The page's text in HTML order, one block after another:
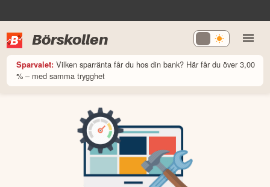
Börskollen
Sparvalet: Vilken sparränta får du hos din bank? Här får du över 3,00
% – med samma trygghet